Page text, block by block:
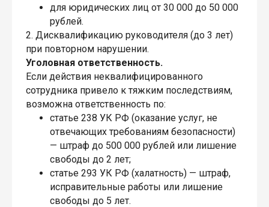
для юридических лиц от 30 000 до 50 000
рублей.
2. Дисквалификацию руководителя (до 3 лет)
при повторном нарушении.
Уголовная ответственность.
Если действия неквалифицированного
сотрудника привело к тяжким последствиям,
возможна ответственность по:
статье 238 УК РФ (оказание услуг, не
отвечающих требованиям безопасности)
— штраф до 500 000 рублей или лишение
свободы до 2 лет;
статье 293 УК РФ (халатность) — штраф,
исправительные работы или лишение
свободы до 5 лет.